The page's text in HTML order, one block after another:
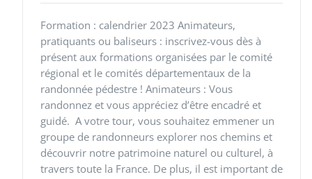
Formation : calendrier 2023 Animateurs,
pratiquants ou baliseurs : inscrivez-vous dès à
présent aux formations organisées par le comité
régional et le comités départementaux de la
randonnée pédestre ! Animateurs : Vous
randonnez et vous appréciez d’être encadré et
guidé. A votre tour, vous souhaitez emmener un
groupe de randonneurs explorer nos chemins et
découvrir notre patrimoine naturel ou culturel, à
travers toute la France. De plus, il est important de